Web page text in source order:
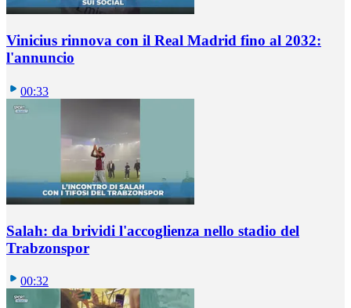
Vinicius rinnova con il Real Madrid fino al 2032:
l'annuncio
00:33
Salah: da brividi l'accoglienza nello stadio del
Trabzonspor
00:32